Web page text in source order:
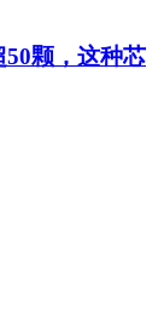
颗，这种芯